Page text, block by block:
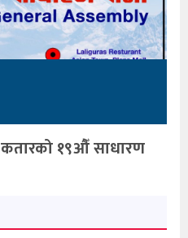
१९औँ साधारण